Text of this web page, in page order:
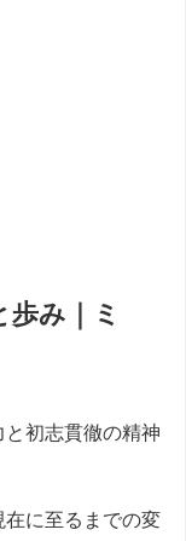
み｜ミ
初志貫徹の精神
在に至るまでの変